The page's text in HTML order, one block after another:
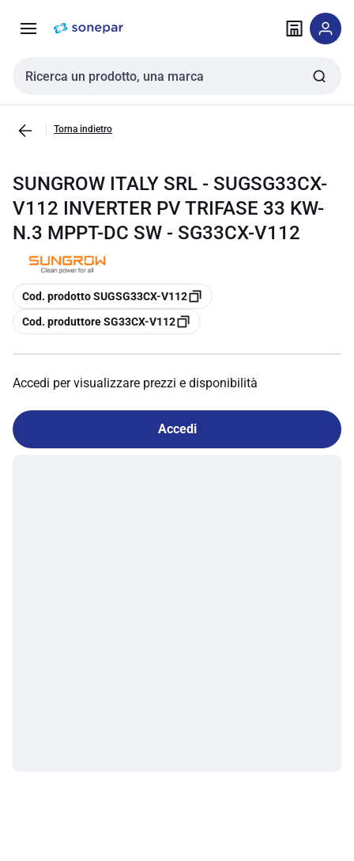
navigazione alla
Cerca input
Torna indietro
SUNGROW ITALY SRL - SUGSG33CX-
V112 INVERTER PV TRIFASE 33 KW-
N.3 MPPT-DC SW - SG33CX-V112
copia
Cod. prodotto SUGSG33CX-V112
copia
Cod. produttore SG33CX-V112
Accedi per visualizzare prezzi e disponibilità
Accedi